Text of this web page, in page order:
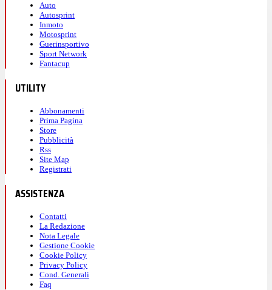
Auto
Autosprint
Inmoto
Motosprint
Guerinsportivo
Sport Network
Fantacup
UTILITY
Abbonamenti
Prima Pagina
Store
Pubblicità
Rss
Site Map
Registrati
ASSISTENZA
Contatti
La Redazione
Nota Legale
Gestione Cookie
Cookie Policy
Privacy Policy
Cond. Generali
Faq